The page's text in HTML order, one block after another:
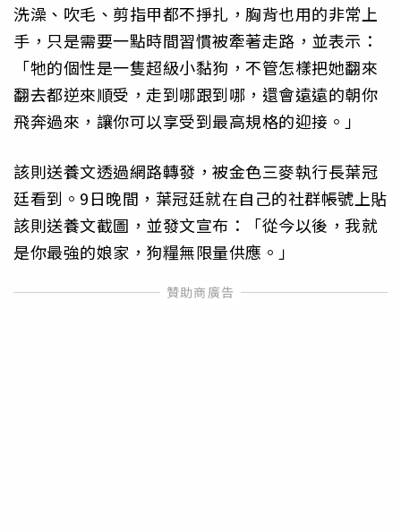
洗澡、吹毛、剪指甲都不掙扎，胸背也用的非常上
手，只是需要一點時間習慣被牽著走路，並表示：
「牠的個性是一隻超級小黏狗，不管怎樣把她翻來
翻去都逆來順受，走到哪跟到哪，還會遠遠的朝你
飛奔過來，讓你可以享受到最高規格的迎接。」
該則送養文透過網路轉發，被金色三麥執行長葉冠
廷看到。9日晚間，葉冠廷就在自己的社群帳號上貼
該則送養文截圖，並發文宣布：「從今以後，我就
是你最強的娘家，狗糧無限量供應。」